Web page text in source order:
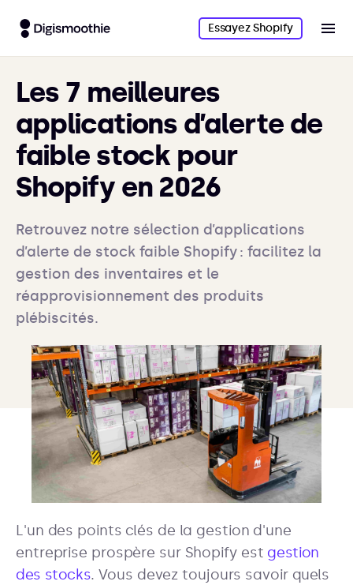
Essayez Shopify
Les 7 meilleures
applications d’alerte de
faible stock pour
Shopify en 2026
Retrouvez notre sélection d’applications
d’alerte de stock faible Shopify : facilitez la
gestion des inventaires et le
réapprovisionnement des produits
plébiscités.
L'un des points clés de la gestion d'une
entreprise prospère sur Shopify est gestion
des stocks. Vous devez toujours savoir quels